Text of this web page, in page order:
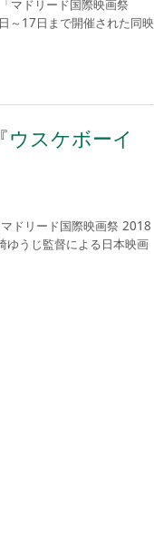
マドリード国際映画祭
17日まで開催された同映
ウスケボーイ
ドリード国際映画祭 2018
うじ監督による日本映画